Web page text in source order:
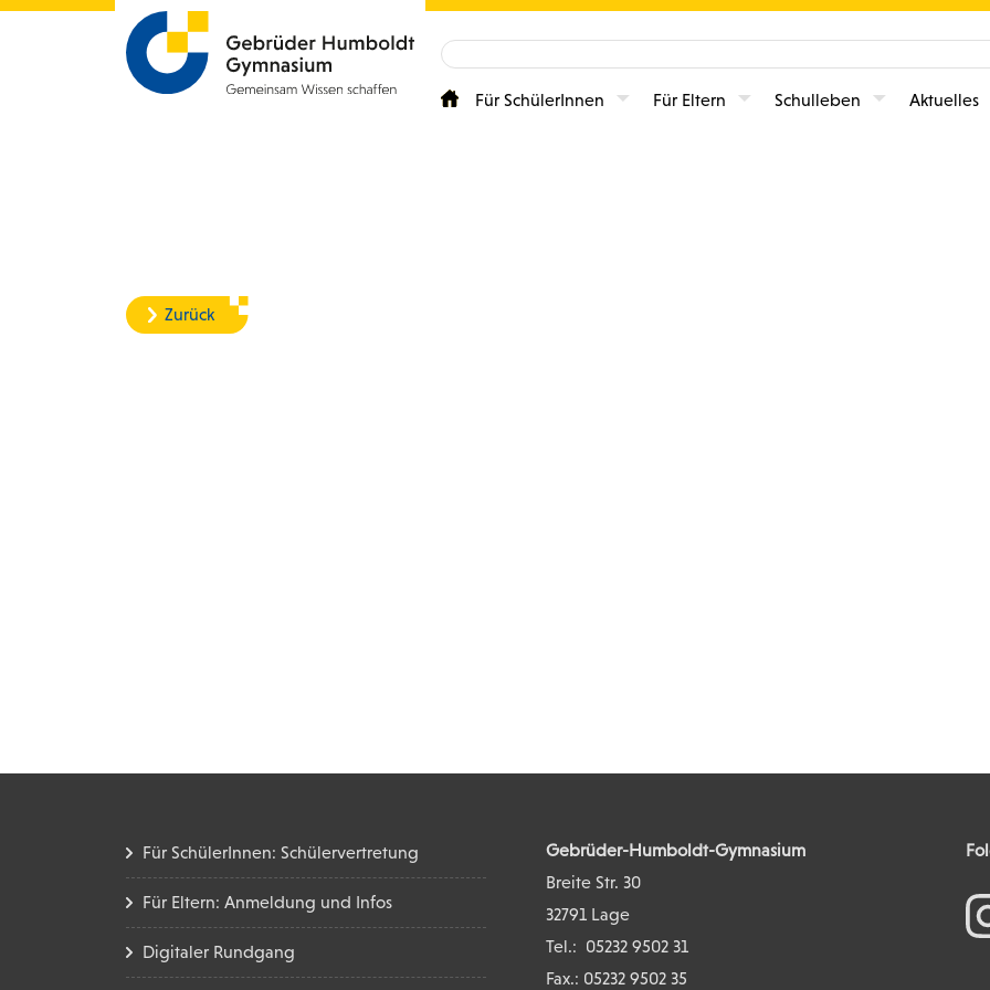
Für SchülerInnen Für Eltern Schulleben Aktuelles
Zurück
Für SchülerInnen: Schülervertretung
Für Eltern: Anmeldung und Infos
Digitaler Rundgang
Gebrüder-Humboldt-Gymnasium
Breite Str. 30
32791 Lage
Tel.: 05232 9502 31
Fax.: 05232 9502 35